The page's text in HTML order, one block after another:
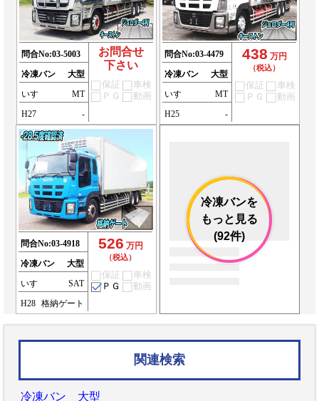
問合No:03-5003
冷凍バン
大型
いすゞ
MT
H27
-
お問合せ
下さい
保証
車検
ＰＧ
動画
問合No:03-4479
冷凍バン
大型
いすゞ
MT
H25
-
438 万円
（税込）
保証
車検
ＰＧ
動画
問合No:03-4918
冷凍バン
大型
いすゞ
SAT
H28
格納ゲート
526 万円
（税込）
保証
車検
ＰＧ
動画
冷凍バンを
もっと見る
(92件)
関連検索
冷凍バン 大型